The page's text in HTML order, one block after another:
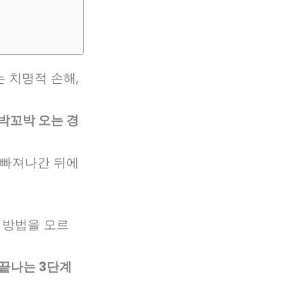
치명적 손해,
꼬박 오는 경
져나간 뒤에
방법을 모르
나는 3단계